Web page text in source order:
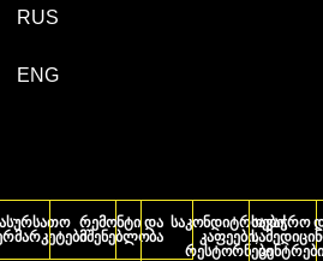
RUS
ENG
რემონტი და
მშენებლობა
საკონდიტროები,
კაფეები,
რესტორნები
სავაჭრო